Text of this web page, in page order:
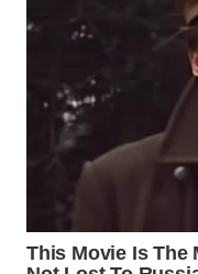
BEKASI
WN
BOGOR
DEPOK